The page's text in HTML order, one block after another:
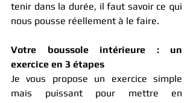
tenir dans la durée, il faut savoir ce qui
nous pousse réellement à le faire.
Votre boussole intérieure : un
exercice en 3 étapes
Je vous propose un exercice simple
mais puissant pour mettre en